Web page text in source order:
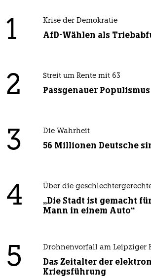
1 Krise der Demokratie
AfD-Wählen als
2 Streit um Rente mit 63
Passgenauer Populismus
3 Die Wahrheit
56 Millionen Deutsche
4 Über die
„Die Stadt ist gemacht
Mann in einem Auto“
5 Drohnenvorfall am Leipziger
Das Zeitalter der
Kriegsführung